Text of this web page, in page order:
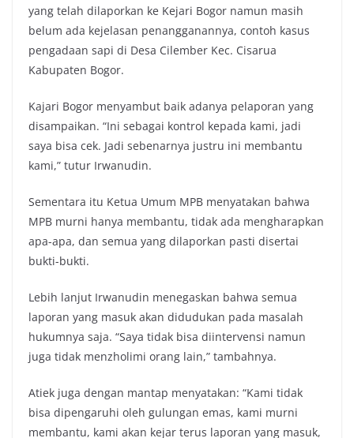
yang telah dilaporkan ke Kejari Bogor namun masih
belum ada kejelasan penangganannya, contoh kasus
pengadaan sapi di Desa Cilember Kec. Cisarua
Kabupaten Bogor.
Kajari Bogor menyambut baik adanya pelaporan yang
disampaikan. “Ini sebagai kontrol kepada kami, jadi
saya bisa cek. Jadi sebenarnya justru ini membantu
kami,” tutur Irwanudin.
Sementara itu Ketua Umum MPB menyatakan bahwa
MPB murni hanya membantu, tidak ada mengharapkan
apa-apa, dan semua yang dilaporkan pasti disertai
bukti-bukti.
Lebih lanjut Irwanudin menegaskan bahwa semua
laporan yang masuk akan didudukan pada masalah
hukumnya saja. “Saya tidak bisa diintervensi namun
juga tidak menzholimi orang lain,” tambahnya.
Atiek juga dengan mantap menyatakan: “Kami tidak
bisa dipengaruhi oleh gulungan emas, kami murni
membantu, kami akan kejar terus laporan yang masuk,